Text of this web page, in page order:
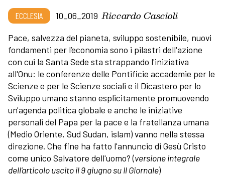
ECCLESIA 10_06_2019 Riccardo Cascioli
Pace, salvezza del pianeta, sviluppo sostenibile, nuovi
fondamenti per l’economia sono i pilastri dell'azione
con cui la Santa Sede sta strappando l'iniziativa
all'Onu: le conferenze delle Pontificie accademie per le
Scienze e per le Scienze sociali e il Dicastero per lo
Sviluppo umano stanno esplicitamente promuovendo
un'agenda politica globale e anche le iniziative
personali del Papa per la pace e la fratellanza umana
(Medio Oriente, Sud Sudan, islam) vanno nella stessa
direzione. Che fine ha fatto l'annuncio di Gesù Cristo
come unico Salvatore dell'uomo? (versione integrale
dell'articolo uscito il 9 giugno su Il Giornale)